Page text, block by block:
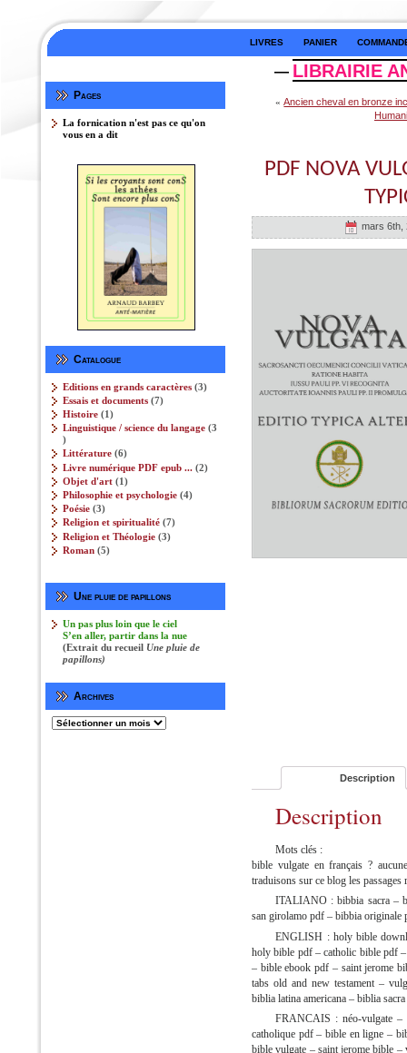
LIVRES PANIER
— LIBRAIRIE
Pages
La fornication n'est pas ce qu'on
vous en a dit
Catalogue
Editions en grands caractères 33
Essais et documents 77
Histoire 11
produit
Linguistique / science du langage 3
3
produits
Littérature 66
produits
Livre numérique PDF epub ... 22
Objet d'art 11
produit
Philosophie et psychologie‎ 44
Poésie 33
produits
Religion et spiritualité 77
Religion et Théologie‎ 33
Roman 55
Une pluie de papillons
Un pas plus loin que le ciel
S’en aller, partir dans la nue
(Extrait du recueil Une pluie de
papillons)
Archives
Archives
«Ancien cheval en bronze
PDF NOVA
mars 6th,
Description
Description
Mots clés :
bible vulgate en français ?
traduisons sur ce blog les
ITALIANO : bibbia sacra –
san girolamo pdf – bibbia originale
ENGLISH : holy bible
holy bible pdf – catholic bible pdf
– bible ebook pdf – saint jerome
tabs old and new testament –
biblia latina americana – biblia
FRANCAIS : néo-vulgate
catholique pdf – bible en ligne –
bible vulgate – saint jerome bible